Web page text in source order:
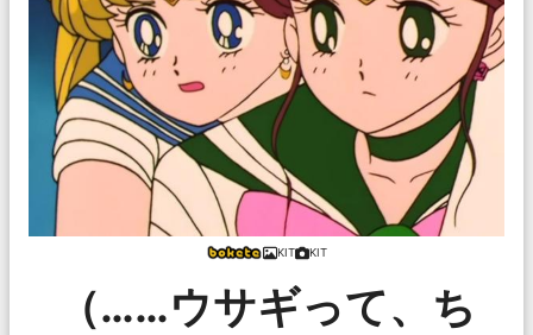
KIT KIT
（……ウサギって、ち